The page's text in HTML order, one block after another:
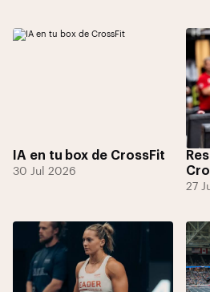
IA en tu box de CrossFit
30 Jul 2026
27